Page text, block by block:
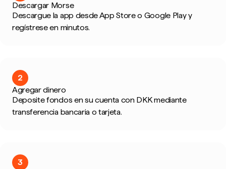
Descargar Morse
Descargue la app desde App Store o Google Play y
regístrese en minutos.
2
Agregar dinero
Deposite fondos en su cuenta con DKK mediante
transferencia bancaria o tarjeta.
3